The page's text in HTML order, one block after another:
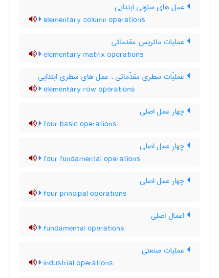
عمل های ستونی ابتدایی
elementary column operations
عملیات ماتریس مقدماتی
elementary matrix operations
عملیّات سطری مقدّماتی ، عمل های سطری ابتدایی
elementary row operations
چهار عمل اصلی
four basic operations
چهار عمل اصلی
four fundamental operations
چهار عمل اصلی
four principal operations
اعمال اصلی
fundamental operations
عملیات صنعتی
industrial operations